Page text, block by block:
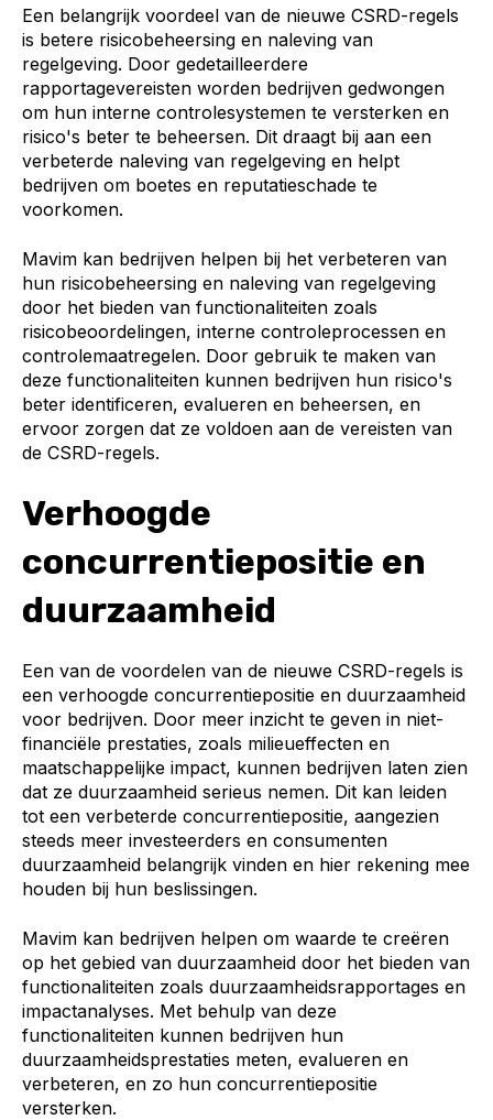
Een belangrijk voordeel van de nieuwe CSRD-regels
is betere risicobeheersing en naleving van
regelgeving. Door gedetailleerdere
rapportagevereisten worden bedrijven gedwongen
om hun interne controlesystemen te versterken en
risico's beter te beheersen. Dit draagt bij aan een
verbeterde naleving van regelgeving en helpt
bedrijven om boetes en reputatieschade te
voorkomen.
Mavim kan bedrijven helpen bij het verbeteren van
hun risicobeheersing en naleving van regelgeving
door het bieden van functionaliteiten zoals
risicobeoordelingen, interne controleprocessen en
controlemaatregelen. Door gebruik te maken van
deze functionaliteiten kunnen bedrijven hun risico's
beter identificeren, evalueren en beheersen, en
ervoor zorgen dat ze voldoen aan de vereisten van
de CSRD-regels.
Verhoogde
concurrentiepositie en
duurzaamheid
Een van de voordelen van de nieuwe CSRD-regels is
een verhoogde concurrentiepositie en duurzaamheid
voor bedrijven. Door meer inzicht te geven in niet-
financiële prestaties, zoals milieueffecten en
maatschappelijke impact, kunnen bedrijven laten zien
dat ze duurzaamheid serieus nemen. Dit kan leiden
tot een verbeterde concurrentiepositie, aangezien
steeds meer investeerders en consumenten
duurzaamheid belangrijk vinden en hier rekening mee
houden bij hun beslissingen.
Mavim kan bedrijven helpen om waarde te creëren
op het gebied van duurzaamheid door het bieden van
functionaliteiten zoals duurzaamheidsrapportages en
impactanalyses. Met behulp van deze
functionaliteiten kunnen bedrijven hun
duurzaamheidsprestaties meten, evalueren en
verbeteren, en zo hun concurrentiepositie
versterken.